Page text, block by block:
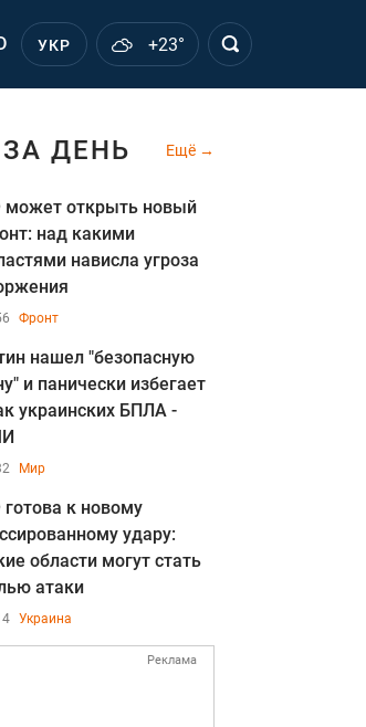
УКР +23°
ДЕНЬ Ещё
открыть новый
над какими
нависла угроза
Фронт
нашел "безопасную
и панически избегает
украинских БПЛА -
Мир
к новому
удару:
области могут стать
атаки
Украина
Реклама